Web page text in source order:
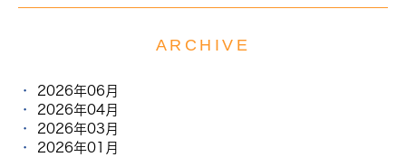
ARCHIVE
2026年06月
2026年04月
2026年03月
2026年01月